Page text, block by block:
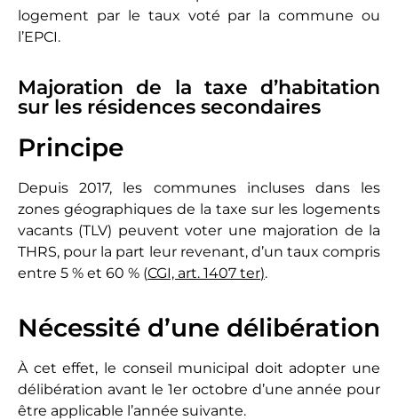
logement par le taux voté par la commune ou
l’EPCI.
Majoration de la taxe d’habitation
sur les résidences secondaires
Principe
Depuis 2017, les communes incluses dans les
zones géographiques de la taxe sur les logements
vacants (TLV) peuvent voter une majoration de la
THRS, pour la part leur revenant, d’un taux compris
entre 5 % et 60 % (CGI, art. 1407 ter).
Nécessité d’une délibération
À cet effet, le conseil municipal doit adopter une
délibération avant le 1er octobre d’une année pour
être applicable l’année suivante.